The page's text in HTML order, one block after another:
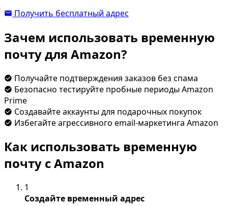
Получить бесплатный адрес
Зачем использовать временную
почту для Amazon?
Получайте подтверждения заказов без спама
Безопасно тестируйте пробные периоды Amazon
Prime
Создавайте аккаунты для подарочных покупок
Избегайте агрессивного email-маркетинга Amazon
Как использовать временную
почту с Amazon
1
Создайте временный адрес